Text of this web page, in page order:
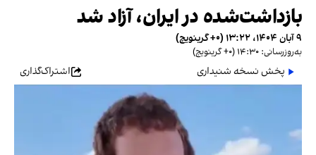
بازداشت‌شده در ایران، آزاد شد
۹ آبان ۱۴۰۴، ۱۳:۲۲ (‎+۰ گرینویچ)
به‌روزرسانی: ۱۴:۳۰ (‎+۰ گرینویچ)
پخش نسخه شنیداری اشتراک‌گذاری